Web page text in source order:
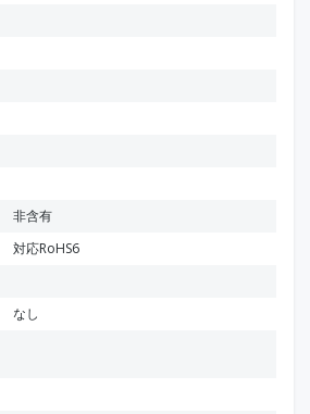
非含有
対応RoHS6
なし